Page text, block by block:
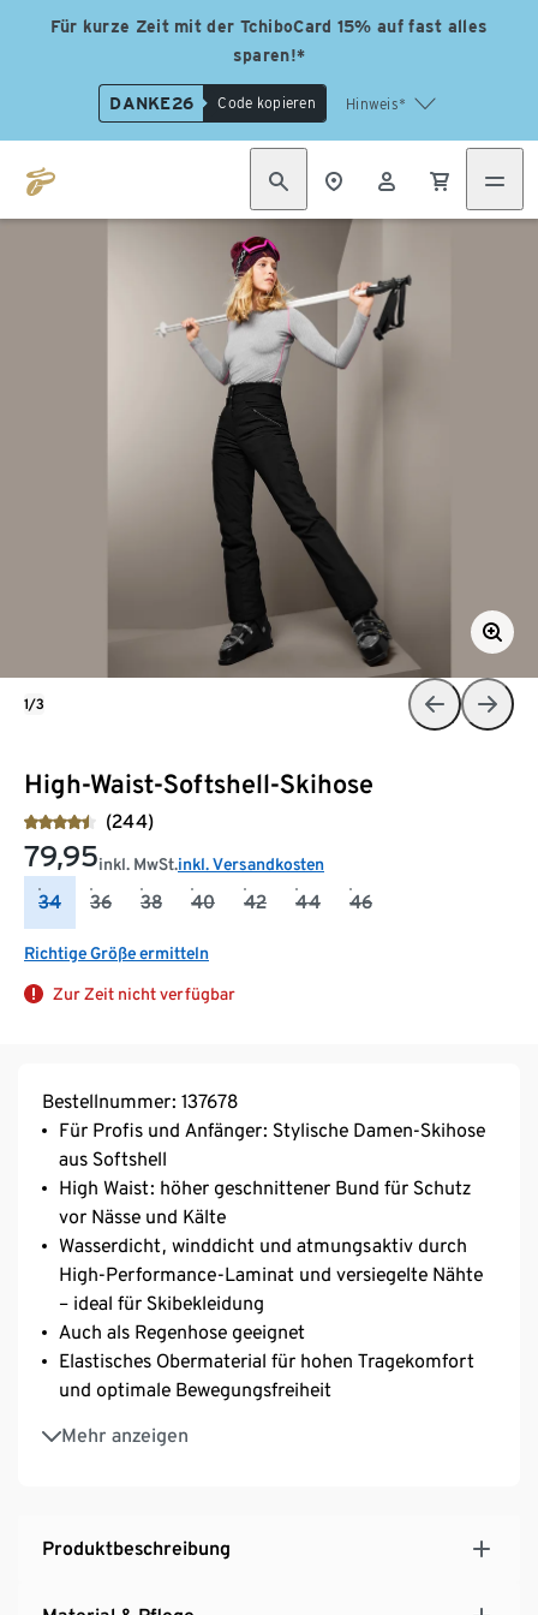
Für kurze Zeit mit der TchiboCard 15% auf fast alles
sparen!*
DANKE26 Code kopieren Hinweis*
High-Waist-Softshell-Skihose
(244)
79,95inkl. MwSt.inkl. Versandkosten
34 36 38 40 42 44 46
Richtige Größe ermitteln
Zur Zeit nicht verfügbar
1/3
Bestellnummer: 137678
Für Profis und Anfänger: Stylische Damen-Skihose
aus Softshell
High Waist: höher geschnittener Bund für Schutz
vor Nässe und Kälte
Wasserdicht, winddicht und atmungsaktiv durch
High-Performance-Laminat und versiegelte Nähte
– ideal für Skibekleidung
Auch als Regenhose geeignet
Elastisches Obermaterial für hohen Tragekomfort
und optimale Bewegungsfreiheit
Mehr anzeigen
Verdeckter Reißverschluss, 2 Haken und
Klettverschluss
stand
3M™ Thinsulate™ Insulation: optimale
Produktbeschreibung